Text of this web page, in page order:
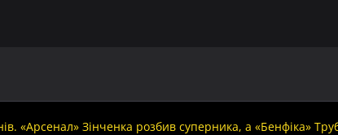
«Арсенал» Зінченка розбив суперника, а «Бенфіка»